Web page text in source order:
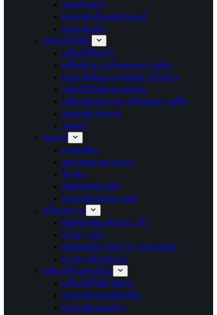
คอมพิวเตอร์
อุปกรณ์เสริมคอมพิวเตอร์
อุปกรณ์เสริม
เครื่องใช้ไฟฟ้า
เครื่องใช้ในครัว
เครื่องทำความร้อนและความเย็น
อุปกรณ์เพื่อความบันเทิงภายในบ้าน
เครื่องใช้ไฟฟ้าขนาดใหญ่
เครื่องฟอกอากาศ / เครื่องลดความชื้น
อุปกรณ์สำนักงาน
โคมไฟ
สุขภาพ
ยาและอื่นๆ
สุขภาพและความงาม
วิตามิน
ผลิตภัณฑ์บำรุงผิว
อุปกรณ์สำหรับทางเพศ
เครื่องสำอาง
ผลิตภัณฑ์ดูแลผิวหน้า / ผิว
อโรม่า / สปา
ผลิตภัณฑ์บำรุงผิวกาย / ดูแลเส้นผม
ยาและเครื่องสำอาง
เครื่องใช้ในครัวเรือน
เครื่องใช้ไฟฟ้าในครัว
อุปกรณ์สำหรับสัตว์เลี้ยง
อุปกรณ์ตกแต่งสวน